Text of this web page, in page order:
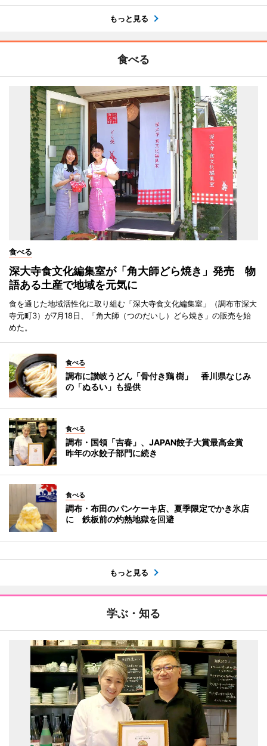
もっと見る
食べる
食べる
深大寺食文化編集室が「角大師どら焼き」発売 物
語ある土産で地域を元気に
食を通じた地域活性化に取り組む「深大寺食文化編集室」（調布市深大
寺元町3）が7月18日、「角大師（つのだいし）どら焼き」の販売を始
めた。
食べる
調布に讃岐うどん「骨付き鶏 樹」 香川県なじみ
の「ぬるい」も提供
食べる
調布・国領「吉春」、JAPAN餃子大賞最高金賞
昨年の水餃子部門に続き
食べる
調布・布田のパンケーキ店、夏季限定でかき氷店
に 鉄板前の灼熱地獄を回避
もっと見る
学ぶ・知る